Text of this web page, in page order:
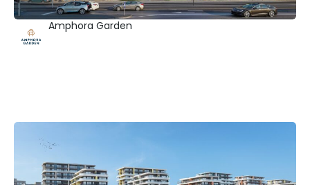
Amphora Garden